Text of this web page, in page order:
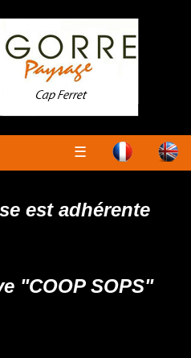
☰
est adhérente
"COOP SOPS"